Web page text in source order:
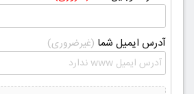
آدرس ایمیل شما (غیرضروری)